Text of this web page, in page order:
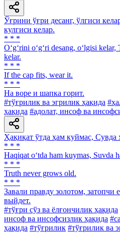
Ўғрини ўғри десанг, ўлгиси
кулгиси келар.
* * *
O‘g‘rini o‘g‘ri desang, o‘lgisi
kelar.
* * *
If the cap fits, wear it.
* * *
На воре и шапка горит.
#тўғрилик ва эгрилик ҳақида
ҳақида #адолат, инсоф ва
Ҳақиқат ўтда ҳам куймас, Сувда
* * *
Haqiqat o‘tda ham kuymas, Suvda
* * *
Truth never grows old.
* * *
Завали правду золотом, затопчи
выйдет.
#тўғри сўз ва ёлғончилик ҳақида
инсоф ва инсофсизлик ҳақида
ҳақида #тўғрилик #тўғрилик ва